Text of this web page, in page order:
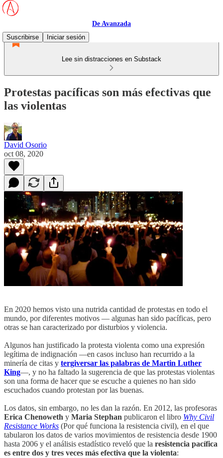
De Avanzada
Suscribirse
Iniciar sesión
Lee sin distracciones en Substack
Protestas pacíficas son más efectivas que
las violentas
David Osorio
oct 08, 2020
En 2020 hemos visto una nutrida cantidad de protestas en todo el
mundo, por diferentes motivos — algunas han sido pacíficas, pero
otras se han caracterizado por disturbios y violencia.
Algunos han justificado la protesta violenta como una expresión
legítima de indignación —en casos incluso han recurrido a la
minería de citas y tergiversar las palabras de Martin Luther
King—, y no ha faltado la sugerencia de que las protestas violentas
son una forma de hacer que se escuche a quienes no han sido
escuchados cuando protestan por las buenas.
Los datos, sin embargo, no les dan la razón. En 2012, las profesoras
Erica Chenoweth y Maria Stephan publicaron el libro Why Civil
Resistance Works (Por qué funciona la resistencia civil), en el que
tabularon los datos de varios movimientos de resistencia desde 1900
hasta 2006 y el análisis estadístico reveló que la resistencia pacífica
es entre dos y tres veces más efectiva que la violenta: